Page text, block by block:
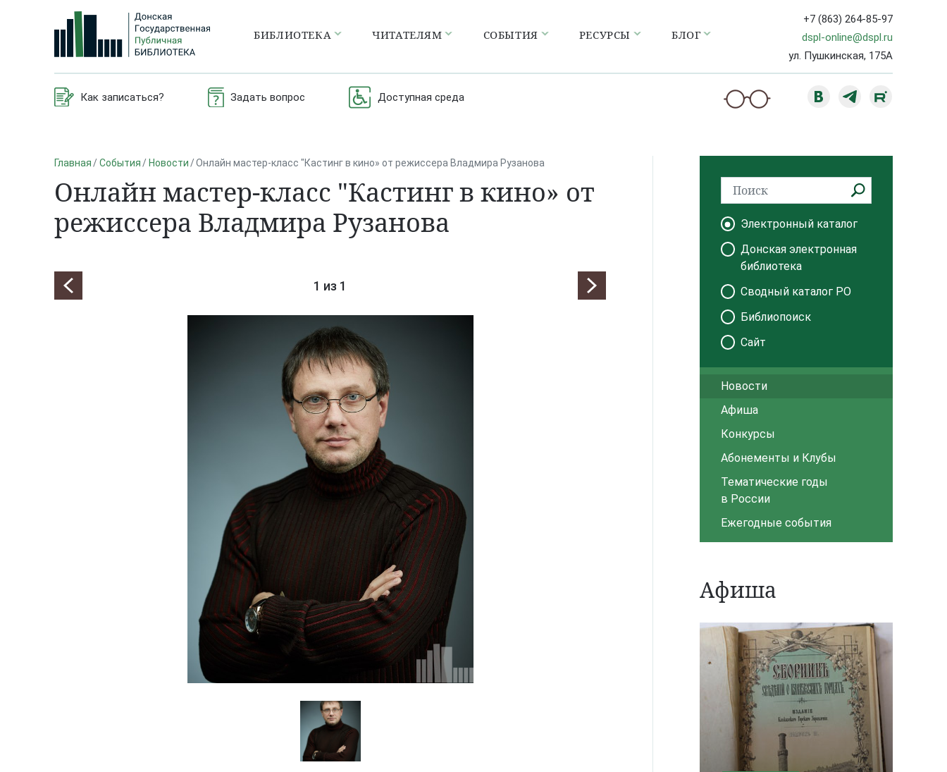
БИБЛИОТЕКА ЧИТАТЕЛЯМ СОБЫТИЯ РЕСУРСЫ БЛОГ
+7 (863) 264-85-97
dspl-online@dspl.ru
ул. Пушкинская, 175А
Как записаться? Задать вопрос Доступная среда
Главная События Новости Онлайн мастер-класс "Кастинг в кино» от режиссера Владмира Рузанова
Онлайн мастер-класс "Кастинг в кино» от
режиссера Владмира Рузанова
1 из 1
Электронный каталог
Донская электронная
библиотека
Сводный каталог РО
Библиопоиск
Сайт
Новости
Афиша
Конкурсы
Абонементы и Клубы
Тематические годы
в России
Ежегодные события
Афиша